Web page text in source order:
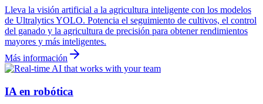
Lleva la visión artificial a la agricultura inteligente con los modelos
de Ultralytics YOLO. Potencia el seguimiento de cultivos, el control
del ganado y la agricultura de precisión para obtener rendimientos
mayores y más inteligentes.
Más información
IA en robótica